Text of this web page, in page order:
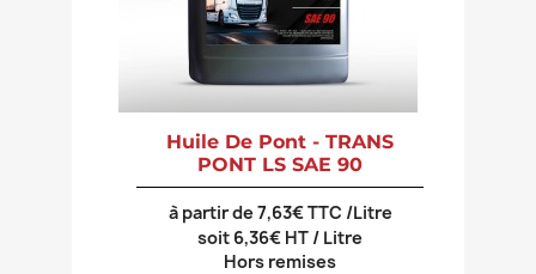
Huile De Pont - TRANS
PONT LS SAE 90
à partir de 7,63€ TTC /Litre
soit 6,36€ HT / Litre
Hors remises